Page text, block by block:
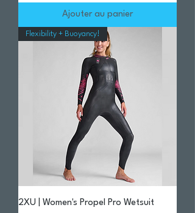
Ajouter au panier
Flexibility + Buoyancy!
2XU | Women's Propel Pro Wetsuit